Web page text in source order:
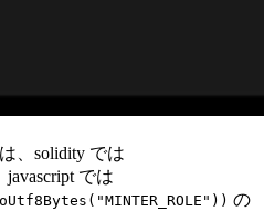
、solidity では
、javascript では
の